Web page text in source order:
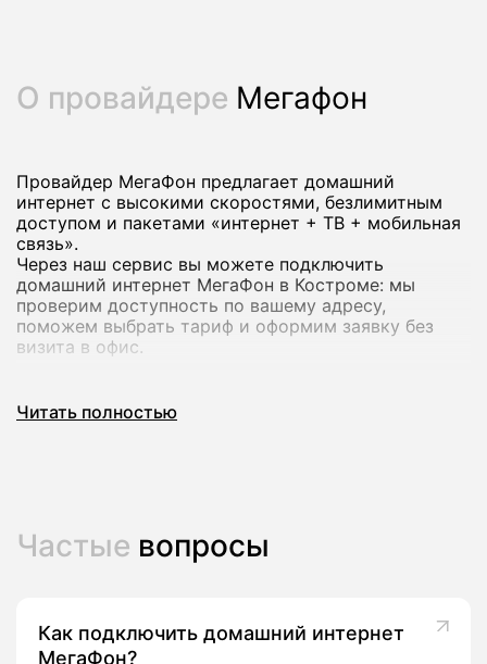
О провайдере Мегафон
Провайдер МегаФон предлагает домашний
интернет с высокими скоростями, безлимитным
доступом и пакетами «интернет + ТВ + мобильная
связь».
Через наш сервис вы можете подключить
домашний интернет МегаФон в Костроме: мы
проверим доступность по вашему адресу,
поможем выбрать тариф и оформим заявку без
визита в офис.
Почему стоит подключить домашний
высоком качестве на нескольких устройствах
комплексные предложения с ТВ‑каналами и
пакетами мобильной связи.
Читать полностью
Частые вопросы
Как подключить домашний интернет
МегаФон?